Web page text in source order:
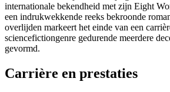
internationale bekendheid met zijn Eight
een indrukwekkende reeks bekroonde
overlijden markeert het einde van een
sciencefictiongenre gedurende meerdere
gevormd.
Carrière en prestaties